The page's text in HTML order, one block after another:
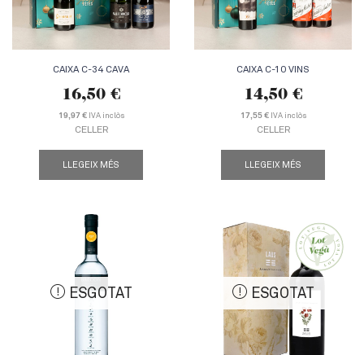
CAIXA C-34 CAVA
16,50 €
19,97 €IVA inclòs
CELLER
LLEGEIX MÉS
CAIXA C-10 VINS
14,50 €
17,55 €IVA inclòs
CELLER
LLEGEIX MÉS
ESGOTAT ESGOTAT